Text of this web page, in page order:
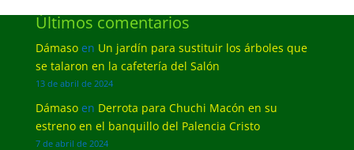
Últimos comentarios
Dámasoen Un jardín para sustituir los árboles que
se talaron en la cafetería del Salón
13 de abril de 2024
Dámasoen Derrota para Chuchi Macón en su
estreno en el banquillo del Palencia Cristo
7 de abril de 2024